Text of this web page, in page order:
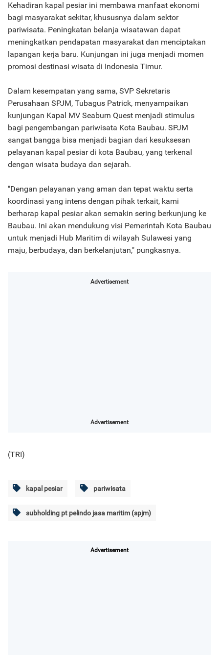
Kehadiran kapal pesiar ini membawa manfaat ekonomi
bagi masyarakat sekitar, khususnya dalam sektor
pariwisata. Peningkatan belanja wisatawan dapat
meningkatkan pendapatan masyarakat dan menciptakan
lapangan kerja baru. Kunjungan ini juga menjadi momen
promosi destinasi wisata di Indonesia Timur.
Dalam kesempatan yang sama, SVP Sekretaris
Perusahaan SPJM, Tubagus Patrick, menyampaikan
kunjungan Kapal MV Seaburn Quest menjadi stimulus
bagi pengembangan pariwisata Kota Baubau. SPJM
sangat bangga bisa menjadi bagian dari kesuksesan
pelayanan kapal pesiar di kota Baubau, yang terkenal
dengan wisata budaya dan sejarah.
"Dengan pelayanan yang aman dan tepat waktu serta
koordinasi yang intens dengan pihak terkait, kami
berharap kapal pesiar akan semakin sering berkunjung ke
Baubau. Ini akan mendukung visi Pemerintah Kota Baubau
untuk menjadi Hub Maritim di wilayah Sulawesi yang
maju, berbudaya, dan berkelanjutan," pungkasnya.
Advertisement
Advertisement
(TRI)
kapal pesiar pariwisata
subholding pt pelindo jasa maritim (spjm)
Advertisement